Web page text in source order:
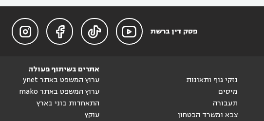
פסק דין ברשת 



נזקי גוף ותאונות
מיסים
תעבורה
צבא ומשרד הבטחון
אתרים בשיתוף פעולה
ערוץ המשפט באתר ynet
ערוץ המשפט באתר mako
התאחדות בוני בארץ
עוקץ